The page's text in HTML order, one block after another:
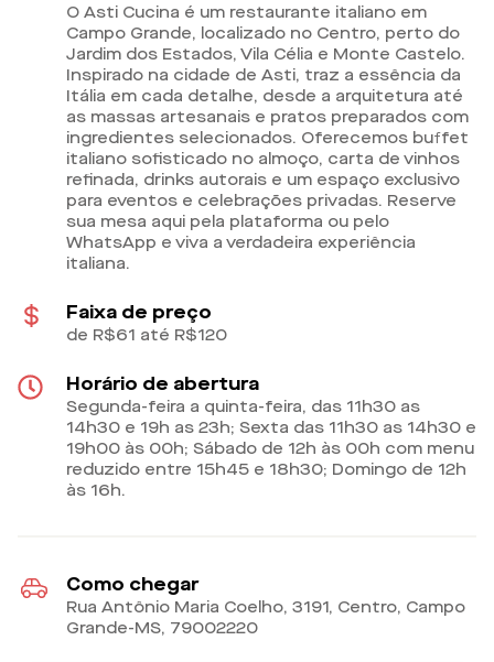
O Asti Cucina é um restaurante italiano em
Campo Grande, localizado no Centro, perto do
Jardim dos Estados, Vila Célia e Monte Castelo.
Inspirado na cidade de Asti, traz a essência da
Itália em cada detalhe, desde a arquitetura até
as massas artesanais e pratos preparados com
ingredientes selecionados. Oferecemos buffet
italiano sofisticado no almoço, carta de vinhos
refinada, drinks autorais e um espaço exclusivo
para eventos e celebrações privadas. Reserve
sua mesa aqui pela plataforma ou pelo
WhatsApp e viva a verdadeira experiência
italiana.
Faixa de preço
de R$61 até R$120
Horário de abertura
Segunda-feira a quinta-feira, das 11h30 as
14h30 e 19h as 23h; Sexta das 11h30 as 14h30 e
19h00 às 00h; Sábado de 12h às 00h com menu
reduzido entre 15h45 e 18h30; Domingo de 12h
às 16h.
Como chegar
Rua Antônio Maria Coelho, 3191, Centro, Campo
Grande-MS, 79002220